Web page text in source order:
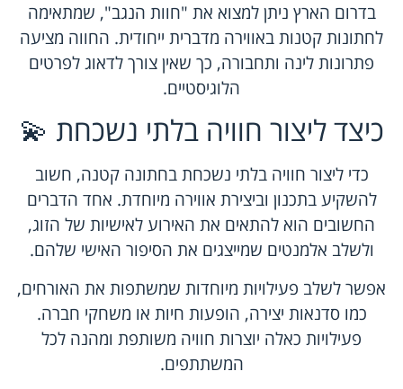
בדרום הארץ ניתן למצוא את "חוות הנגב", שמתאימה
לחתונות קטנות באווירה מדברית ייחודית. החווה מציעה
פתרונות לינה ותחבורה, כך שאין צורך לדאוג לפרטים
הלוגיסטיים.
כיצד ליצור חוויה בלתי נשכחת 💫
כדי ליצור חוויה בלתי נשכחת בחתונה קטנה, חשוב
להשקיע בתכנון וביצירת אווירה מיוחדת. אחד הדברים
החשובים הוא להתאים את האירוע לאישיות של הזוג,
ולשלב אלמנטים שמייצגים את הסיפור האישי שלהם.
אפשר לשלב פעילויות מיוחדות שמשתפות את האורחים,
כמו סדנאות יצירה, הופעות חיות או משחקי חברה.
פעילויות כאלה יוצרות חוויה משותפת ומהנה לכל
המשתתפים.